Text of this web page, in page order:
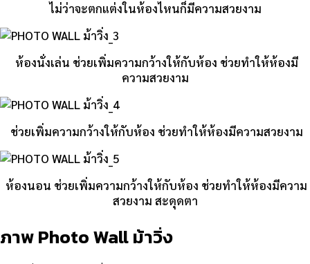
ไม่ว่าจะตกแต่งในห้องไหนก็มีความสวยงาม
ห้องนั่งเล่น ช่วยเพิ่มความกว้างให้กับห้อง ช่วยทำให้ห้องมี
ความสวยงาม
ช่วยเพิ่มความกว้างให้กับห้อง ช่วยทำให้ห้องมีความสวยงาม
ห้องนอน ช่วยเพิ่มความกว้างให้กับห้อง ช่วยทำให้ห้องมีความ
สวยงาม สะดุดตา
ภาพ Photo Wall ม้าวิ่ง